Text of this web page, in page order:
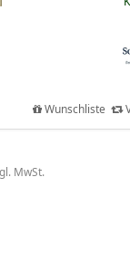
Wunschliste
MwSt.